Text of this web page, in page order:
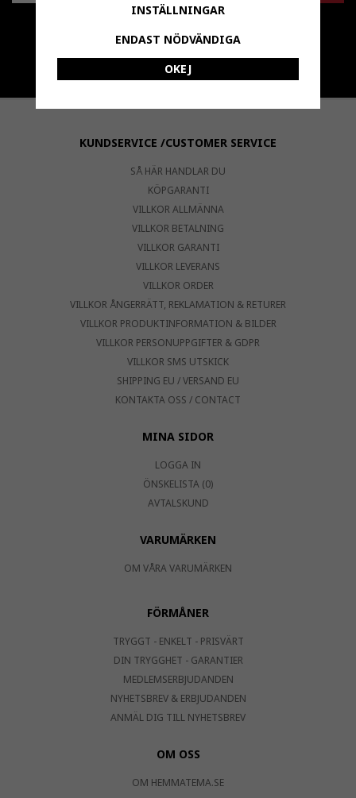
#hemmatema
KUNDSERVICE /CUSTOMER SERVICE
SÅ HÄR HANDLAR DU
KÖPGARANTI
VILLKOR ALLMÄNNA
VILLKOR BETALNING
VILLKOR GARANTI
VILLKOR LEVERANS
VILLKOR ORDER
VILLKOR ÅNGERRÄTT, REKLAMATION & RETURER
VILLKOR PRODUKTINFORMATION & BILDER
VILLKOR PERSONUPPGIFTER & GDPR
VILLKOR SMS UTSKICK
SHIPPING EU / VERSAND EU
KONTAKTA OSS / CONTACT
MINA SIDOR
LOGGA IN
ÖNSKELISTA (0)
AVTALSKUND
VARUMÄRKEN
OM VÅRA VARUMÄRKEN
FÖRMÅNER
TRYGGT - ENKELT - PRISVÄRT
DIN TRYGGHET - GARANTIER
MEDLEMSERBJUDANDEN
NYHETSBREV & ERBJUDANDEN
ANMÄL DIG TILL NYHETSBREV
OM OSS
OM HEMMATEMA.SE
INSTÄLLNINGAR
ENDAST NÖDVÄNDIGA
OKEJ